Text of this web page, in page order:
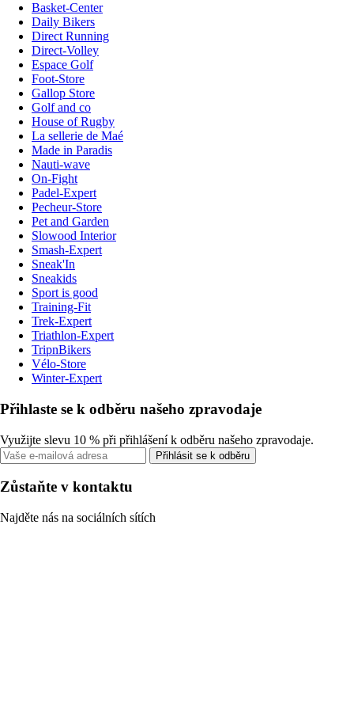
Basket-Center
Daily Bikers
Direct Running
Direct-Volley
Espace Golf
Foot-Store
Gallop Store
Golf and co
House of Rugby
La sellerie de Maé
Made in Paradis
Nauti-wave
On-Fight
Padel-Expert
Pecheur-Store
Pet and Garden
Slowood Interior
Smash-Expert
Sneak'In
Sneakids
Sport is good
Training-Fit
Trek-Expert
Triathlon-Expert
TripnBikers
Vélo-Store
Winter-Expert
Přihlaste se k odběru našeho zpravodaje
Využijte slevu 10 % při přihlášení k odběru našeho zpravodaje.
Přihlásit se k odběru
Zůstaňte v kontaktu
Najděte nás na sociálních sítích